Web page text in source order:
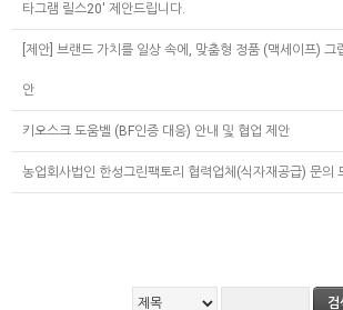
타그램 릴스20' 제안드립니다.
[제안] 브랜드 가치를 일상 속에, 맞춤형 정품 (맥세이프) 그
안
키오스크 도움벨 (BF인증 대응) 안내 및 협업 제안
농업회사법인 한성그린팩토리 협력업체(식자재공급) 문의